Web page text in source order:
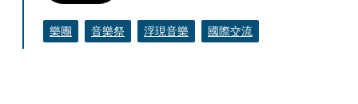
樂團 音樂祭 浮現音樂 國際交流